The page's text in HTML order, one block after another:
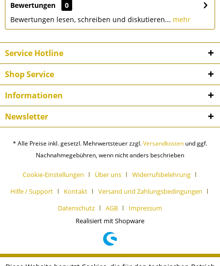
Bewertungen
0
Bewertungen lesen, schreiben und diskutieren... mehr
Service Hotline
Shop Service
Informationen
Newsletter
* Alle Preise inkl. gesetzl. Mehrwertsteuer zzgl.Versandkosten und ggf.
Nachnahmegebühren, wenn nicht anders beschrieben
Cookie-Einstellungen Über uns
Widerrufsbelehrung
Hilfe / Support
Kontakt
Versand und Zahlungsbedingungen
Datenschutz
AGB
Impressum
Realisiert mit Shopware